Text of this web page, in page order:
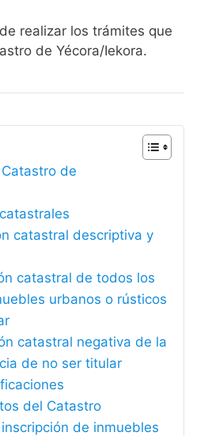
realizar los trámites que
de Yécora/Iekora.
de
catastral descriptiva y
catastral de todos los
urbanos o rústicos
catastral negativa de la
de no ser titular
del Catastro
de inmuebles